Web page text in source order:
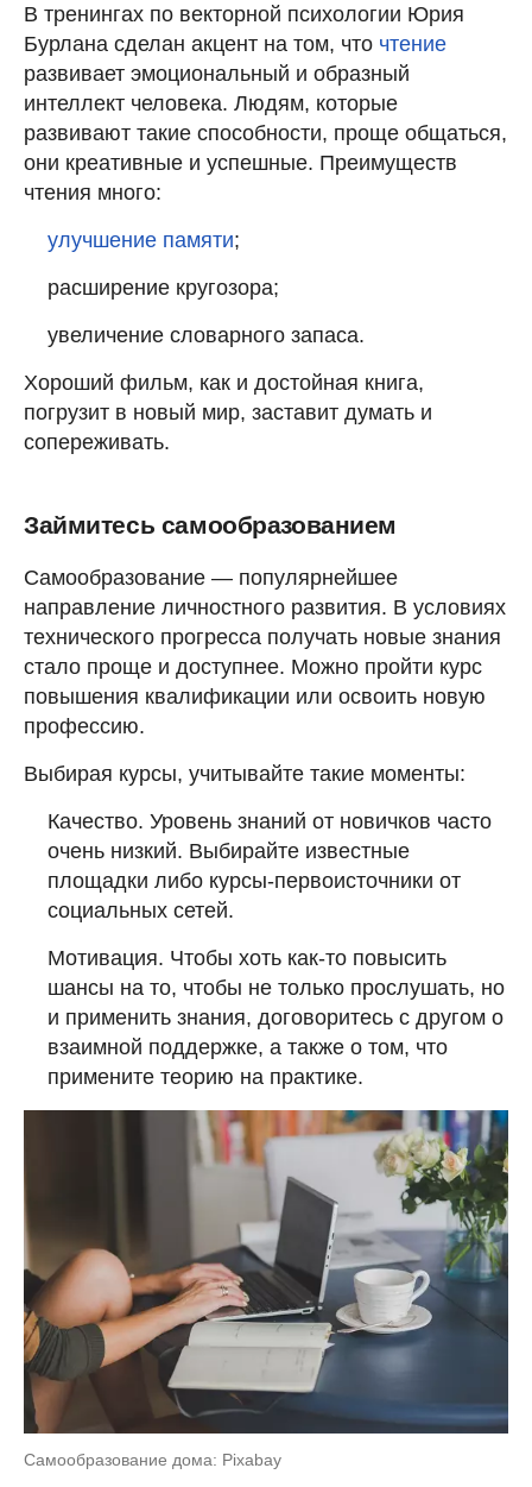
В тренингах по векторной психологии Юрия
Бурлана сделан акцент на том, что чтение
развивает эмоциональный и образный
интеллект человека. Людям, которые
развивают такие способности, проще общаться,
они креативные и успешные. Преимуществ
чтения много:
улучшение памяти;
расширение кругозора;
увеличение словарного запаса.
Хороший фильм, как и достойная книга,
погрузит в новый мир, заставит думать и
сопереживать.
Займитесь самообразованием
Самообразование — популярнейшее
направление личностного развития. В условиях
технического прогресса получать новые знания
стало проще и доступнее. Можно пройти курс
повышения квалификации или освоить новую
профессию.
Выбирая курсы, учитывайте такие моменты:
Качество. Уровень знаний от новичков часто
очень низкий. Выбирайте известные
площадки либо курсы-первоисточники от
социальных сетей.
Мотивация. Чтобы хоть как-то повысить
шансы на то, чтобы не только прослушать, но
и применить знания, договоритесь с другом о
взаимной поддержке, а также о том, что
примените теорию на практике.
Самообразование дома: Pixabay